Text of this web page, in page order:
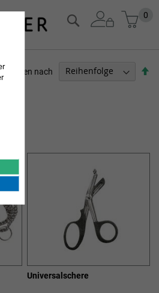
Zum
Inhalt
0
Suche
nach
Universalschere